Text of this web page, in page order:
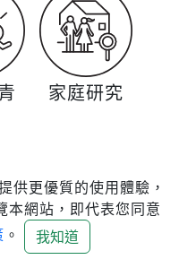
家庭研究
供更優質的使用體驗，
本網站，即代表您同意
。 我知道